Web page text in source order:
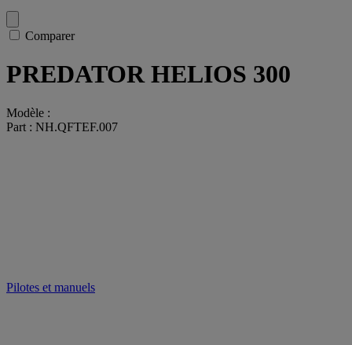
Comparer
PREDATOR HELIOS 300
Modèle :
Part : NH.QFTEF.007
Pilotes et manuels